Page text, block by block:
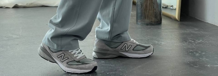
Спортивні
Толстовки